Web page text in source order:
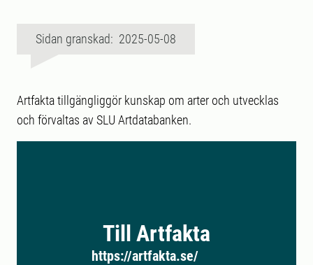
Sidan granskad: 2025-05-08
Artfakta tillgängliggör kunskap om arter och utvecklas
och förvaltas av SLU Artdatabanken.
Till Artfakta
https://artfakta.se/